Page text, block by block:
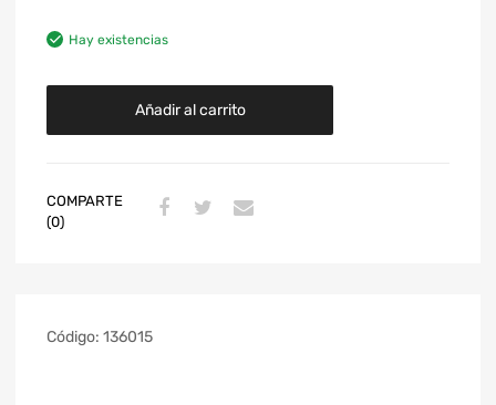
Hay existencias
Añadir al carrito
COMPARTE
(0)
Código: 136015